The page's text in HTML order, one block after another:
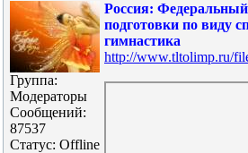
Группа:
Модераторы
Сообщений:
87537
Статус: Offline
Россия:
подготовки по виду
гимнастика
http://www.tltolimp.ru/